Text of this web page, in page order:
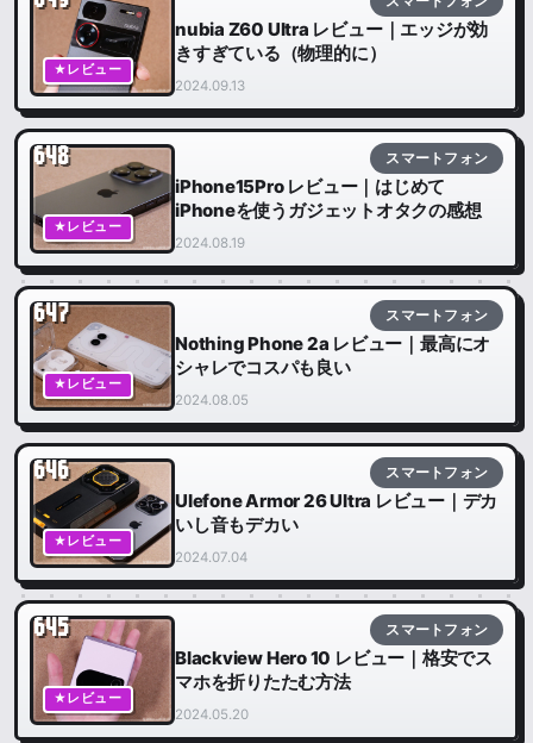
★レビュー
nubia Z60 Ultra レビュー｜エッジが効
きすぎている（物理的に）
2024.09.13
★レビュー
648 スマートフォン
iPhone15Pro レビュー｜はじめて
iPhoneを使うガジェットオタクの感想
2024.08.19
★レビュー
647 スマートフォン
Nothing Phone 2a レビュー｜最高にオ
シャレでコスパも良い
2024.08.05
★レビュー
646 スマートフォン
Ulefone Armor 26 Ultra レビュー｜デカ
いし音もデカい
2024.07.04
★レビュー
645 スマートフォン
Blackview Hero 10 レビュー｜格安でス
マホを折りたたむ方法
2024.05.20